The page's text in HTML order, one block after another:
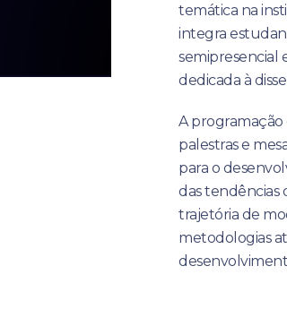
temática na
integra
semipresencial
dedicada à
A programação
palestras e
para o
das tendências
trajetória de
metodologias